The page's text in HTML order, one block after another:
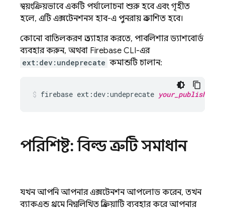
স্বয়ংক্রিয়ভাবে একটি পর্যালোচনা শুরু হবে এবং গৃহীত
হলে, এটি এক্সটেনশনস হাব-এ পুনরায় প্রকাশিত হবে।
কোনো বাতিলকরণ প্রত্যাহার করতে, পাবলিশার ড্যাশবোর্ড
ব্যবহার করুন, অথবা Firebase CLI-এর
ext:dev:undeprecate কমান্ডটি চালান:
firebase ext:dev:undeprecate
পরিশিষ্ট: বিল্ড ত্রুটি সমাধান
যখন আপনি আপনার এক্সটেনশন আপলোড করেন, তখন
ব্যাকএন্ড প্রথমে নিম্নলিখিত প্রক্রিয়াটি ব্যবহার করে আপনার